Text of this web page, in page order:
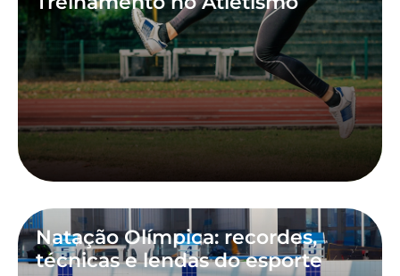
Natação Olímpica: recordes,
técnicas e lendas do esporte